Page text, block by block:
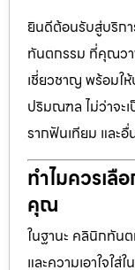
ยินดีต้อนรับสู่บริกา
ทันตกรรม ที่คุณวา
เชี่ยวชาญ พร้อมใ
ปริมณฑล ไม่ว่าจะ
รากฟันเทียม และ
ทำไมควรเลื
คุณ
ในฐานะ คลินิกทัน
และความเอาใจใ